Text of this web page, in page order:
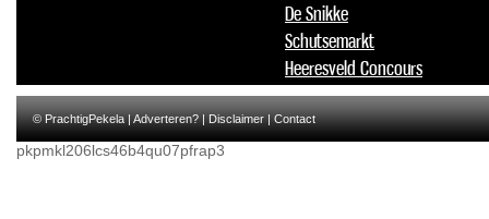
De Snikke
Schutsemarkt
Heeresveld Concours
© PrachtigPekela |Adverteren?|Disclaimer|Contact
pkpmkl206lcs46b4qu07pfrap3